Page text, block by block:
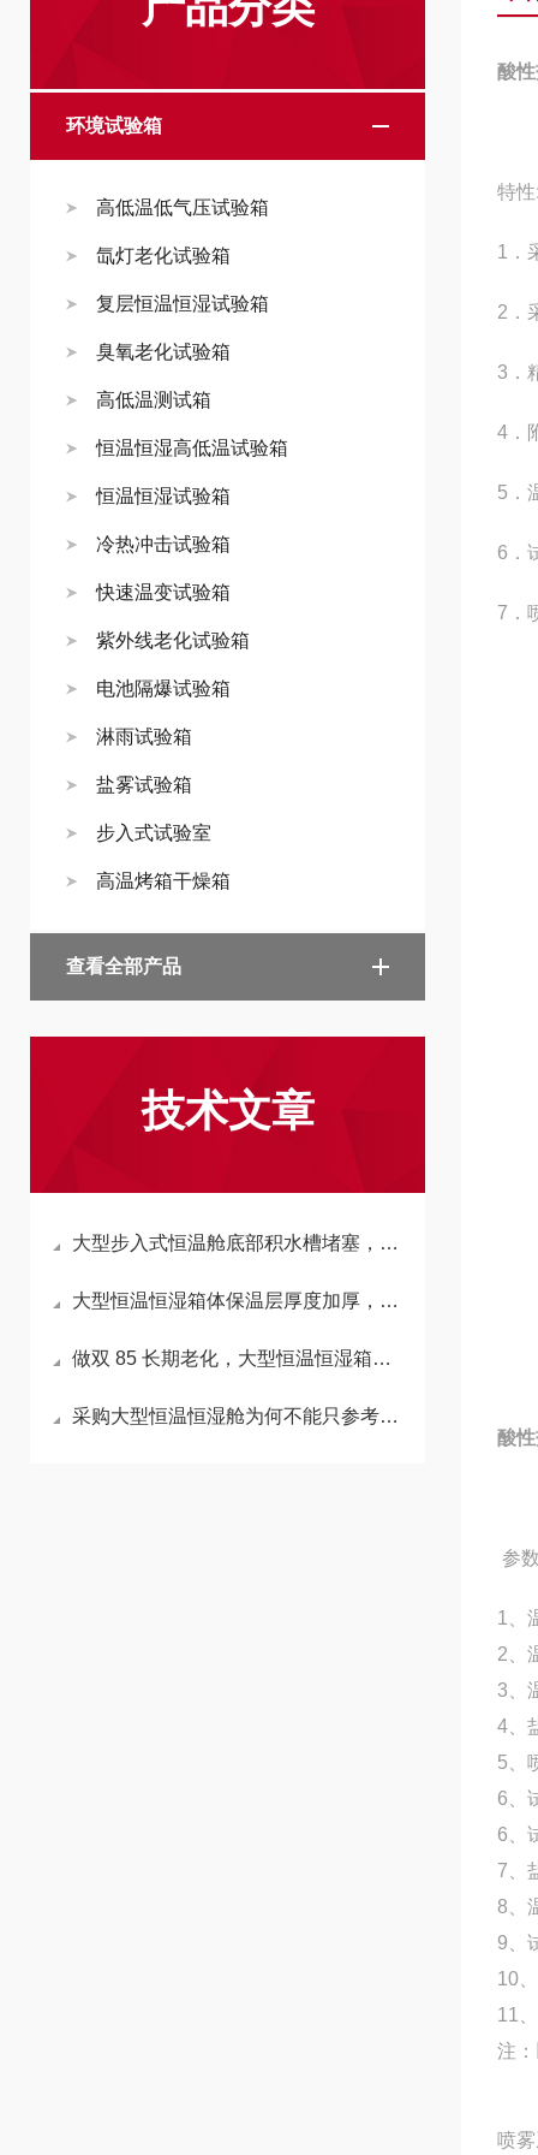
环境试验箱
高低温低气压试验箱
氙灯老化试验箱
复层恒温恒湿试验箱
臭氧老化试验箱
高低温测试箱
恒温恒湿高低温试验箱
恒温恒湿试验箱
冷热冲击试验箱
快速温变试验箱
紫外线老化试验箱
电池隔爆试验箱
淋雨试验箱
盐雾试验箱
步入式试验室
高温烤箱干燥箱
查看全部产品
技术文章
大型步入式恒温舱底部积水槽堵塞，会反向拉高箱内湿度吗？
大型恒温恒湿箱体保温层厚度加厚，会延长升降温时长吗？
做双 85 长期老化，大型恒温恒湿箱加湿水箱材质怎么选不析出杂质？
采购大型恒温恒湿舱为何不能只参考小型箱温湿度精度标准？
酸
特
1．
2．
3．
4．
5．
6．
7．
酸
参
1、
2、
3、
4、
5、
6、
6、
7、
8、
9、
10
11
注
喷